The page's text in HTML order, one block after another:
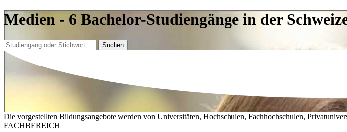
Medien - 6 Bachelor-Studiengänge in der
Suchen
Die vorgestellten Bildungsangebote werden von Universitäten, Hochschulen, Fachhochschulen,
FACHBEREICH